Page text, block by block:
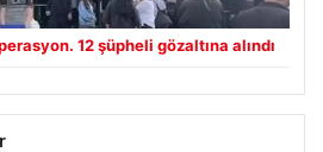
12 şüpheli gözaltına alındı